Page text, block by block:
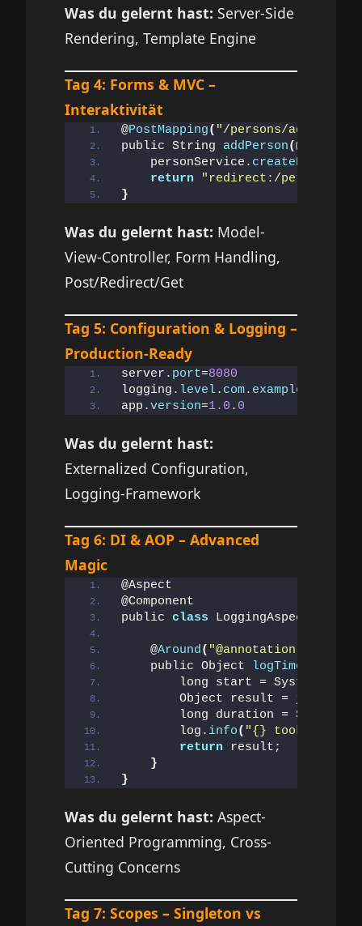
Was du gelernt hast: Server-Side
Rendering, Template Engine
Tag 4: Forms & MVC –
Interaktivität
@PostMapping( "/persons/add"
public String addPerson(
    personService.
createPerson
return
"redirect:/persons"
}
Was du gelernt hast: Model-
View-Controller, Form Handling,
Post/Redirect/Get
Tag 5: Configuration & Logging –
Production-Ready
server. port=8080
logging. level. com. example
app.version=1.0 . 0
Was du gelernt hast:
Externalized Configuration,
Logging-Framework
Tag 6: DI & AOP – Advanced
Magic
@Aspect
@Component
public class LoggingAspect
    @
Around(
    public Object
logTime
        long start = System.
Object result =
        long duration = System.
        log.
info( "{} took {} ms"
return result;
}
}
Was du gelernt hast: Aspect-
Oriented Programming, Cross-
Cutting Concerns
Tag 7: Scopes – Singleton vs